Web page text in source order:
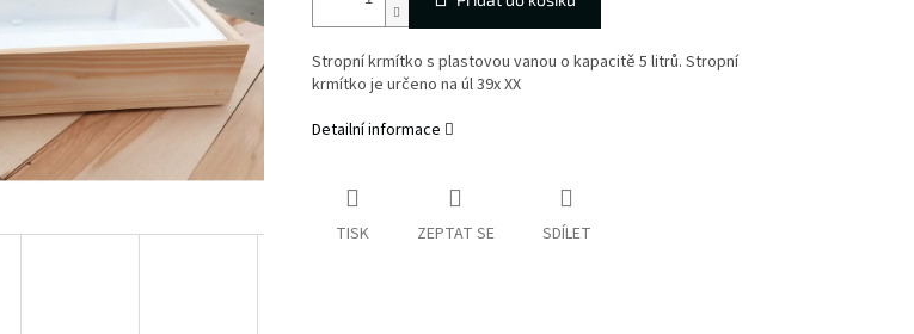
Stropní krmítko s plastovou vanou o kapacitě 5 litrů. Stropní
krmítko je určeno na úl 39x XX
Detailní informace
TISK ZEPTAT SE SDÍLET